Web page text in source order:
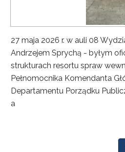
27 maja 2026 r. w auli 08
Andrzejem Sprychą - byłym
strukturach resortu spraw
Pełnomocnika Komendanta
Departamentu Porządku
a